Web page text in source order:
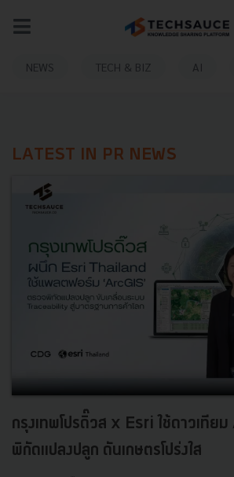
NEWS TECH & BIZ AI
LATEST IN PR NEWS
กรุงเทพโปรดิ๊วส x Esri ใช้ดาวเทีย
พิกัดแปลงปลูก ดันเกษตรโปร่งใส